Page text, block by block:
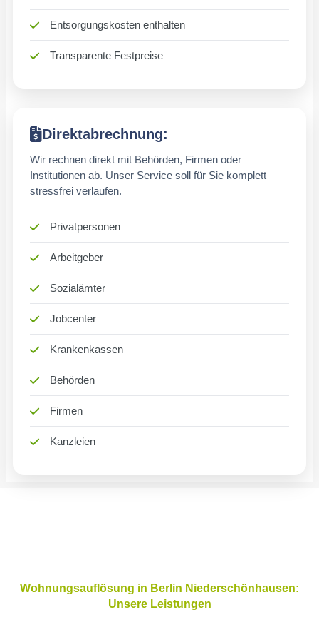
Entsorgungskosten enthalten
Transparente Festpreise
Direktabrechnung:
Wir rechnen direkt mit Behörden, Firmen oder
Institutionen ab. Unser Service soll für Sie komplett
stressfrei verlaufen.
Privatpersonen
Arbeitgeber
Sozialämter
Jobcenter
Krankenkassen
Behörden
Firmen
Kanzleien
Wohnungsauflösung in Berlin Niederschönhausen:
Unsere Leistungen